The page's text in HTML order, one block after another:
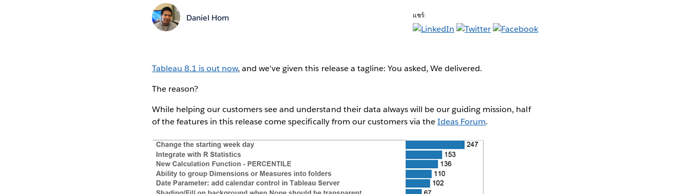
Daniel Hom แชร์:
Tableau 8.1 is out now, and we've given this release a tagline: You asked, We delivered.
The reason?
While helping our customers see and understand their data always will be our guiding mission, half
of the features in this release come specifically from our customers via theIdeas Forum.